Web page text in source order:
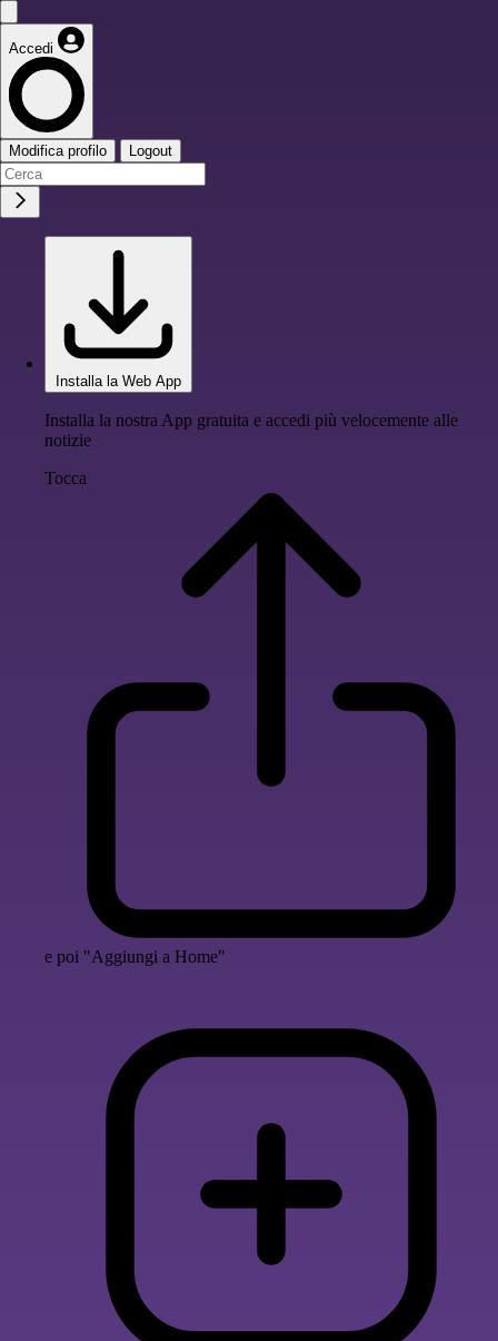
Accedi
Modifica profilo Logout
Installa la Web App
Installa la nostra App gratuita e accedi più velocemente alle
notizie
Tocca
e poi "Aggiungi a Home"